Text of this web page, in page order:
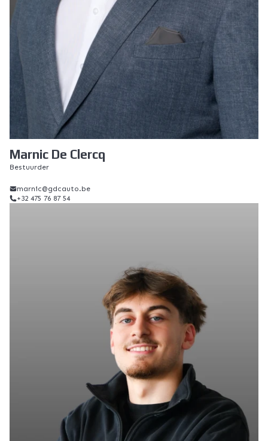
Marnic De Clercq
Bestuurder
marnic@gdcauto.be
+32 475 76 87 54